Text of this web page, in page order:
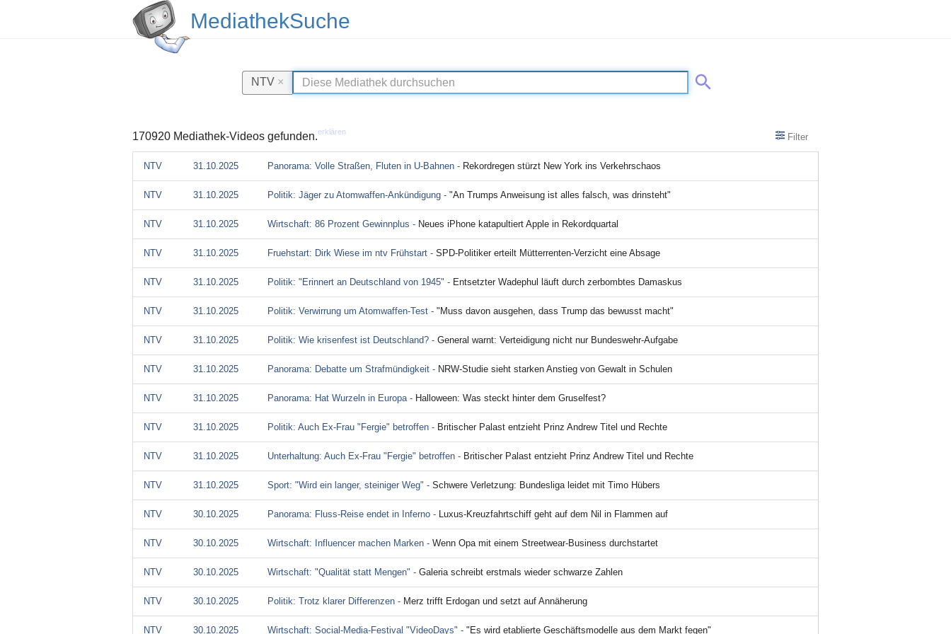
MediathekSuche
NTV ×
170920 Mediathek-Videos gefunden.erklären Filter
NTV 31.10.2025 Panorama: Volle Straßen, Fluten in U-Bahnen - Rekordregen stürzt New York ins Verkehrschaos
NTV 31.10.2025 Politik: Jäger zu Atomwaffen-Ankündigung - "An Trumps Anweisung ist alles falsch, was drinsteht"
NTV 31.10.2025 Wirtschaft: 86 Prozent Gewinnplus - Neues iPhone katapultiert Apple in Rekordquartal
NTV 31.10.2025 Fruehstart: Dirk Wiese im ntv Frühstart - SPD-Politiker erteilt Mütterrenten-Verzicht eine Absage
NTV 31.10.2025 Politik: "Erinnert an Deutschland von 1945" - Entsetzter Wadephul läuft durch zerbombtes Damaskus
NTV 31.10.2025 Politik: Verwirrung um Atomwaffen-Test - "Muss davon ausgehen, dass Trump das bewusst macht"
NTV 31.10.2025 Politik: Wie krisenfest ist Deutschland? - General warnt: Verteidigung nicht nur Bundeswehr-Aufgabe
NTV 31.10.2025 Panorama: Debatte um Strafmündigkeit - NRW-Studie sieht starken Anstieg von Gewalt in Schulen
NTV 31.10.2025 Panorama: Hat Wurzeln in Europa - Halloween: Was steckt hinter dem Gruselfest?
NTV 31.10.2025 Politik: Auch Ex-Frau "Fergie" betroffen - Britischer Palast entzieht Prinz Andrew Titel und Rechte
NTV 31.10.2025 Unterhaltung: Auch Ex-Frau "Fergie" betroffen - Britischer Palast entzieht Prinz Andrew Titel und Rechte
NTV 31.10.2025 Sport: "Wird ein langer, steiniger Weg" - Schwere Verletzung: Bundesliga leidet mit Timo Hübers
NTV 30.10.2025 Panorama: Fluss-Reise endet in Inferno - Luxus-Kreuzfahrtschiff geht auf dem Nil in Flammen auf
NTV 30.10.2025 Wirtschaft: Influencer machen Marken - Wenn Opa mit einem Streetwear-Business durchstartet
NTV 30.10.2025 Wirtschaft: "Qualität statt Mengen" - Galeria schreibt erstmals wieder schwarze Zahlen
NTV 30.10.2025 Politik: Trotz klarer Differenzen - Merz trifft Erdogan und setzt auf Annäherung
NTV 30.10.2025 Wirtschaft: Social-Media-Festival "VideoDays" - "Es wird etablierte Geschäftsmodelle aus dem Markt fegen"